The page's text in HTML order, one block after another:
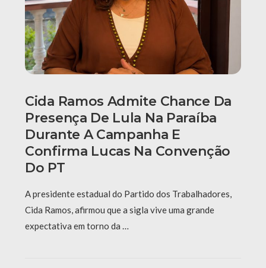
Cida Ramos Admite Chance Da
Presença De Lula Na Paraíba
Durante A Campanha E
Confirma Lucas Na Convenção
Do PT
A presidente estadual do Partido dos Trabalhadores,
Cida Ramos, afirmou que a sigla vive uma grande
expectativa em torno da …